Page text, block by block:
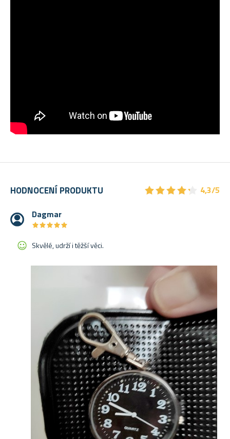
HODNOCENÍ PRODUKTU ★★★★★
★★★★★
4,3/5
Dagmar
★★★★★
★★★★★
Skvělé, udrží i těžší věci.